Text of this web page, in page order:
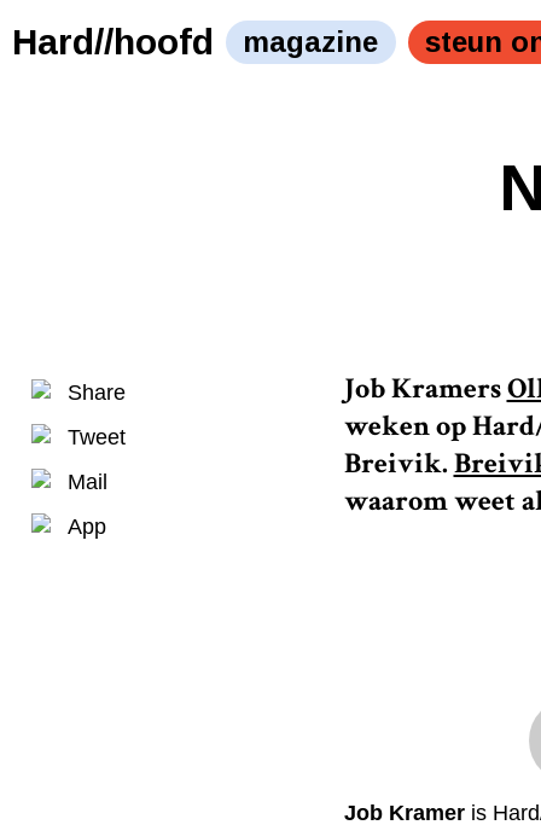
Hard//hoofd magazine steun
Job Kramers
weken op
Breivik.
waarom weet
Share
Tweet
Mail
App
Job Krameris